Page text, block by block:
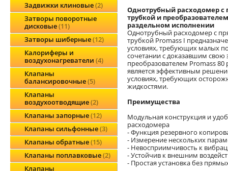
Задвижки клиновые 2
Затворы поворотные
дисковые 11
Затворы шиберные 12
Калориферы и
воздухонагреватели 4
Клапаны
балансировочные 5
Клапаны
воздухоотводящие 2
Клапаны запорные 12
Клапаны сильфонные 3
Клапаны обратные 15
Клапаны поплавковые 2
Клапаны
Однотрубный расходомер
трубкой и
раздельном исполнении
Однотрубный расходомер с
трубкой Promass I
условиях, требующих малых
сочетании с доказавшим
преобразователем Promass
является эффективным
условиях, требующих
жидкостями.
Преимущества
Модульная конструкция и
расходомера
- Функция резервного
- Измерение нескольких
- Невосприимчивость к
- Устойчив к внешним
- Простая установка без